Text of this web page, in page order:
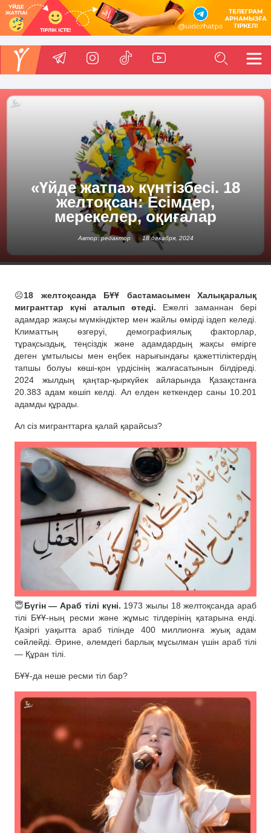
«Үйде жатпа» күнтізбесі. 18
желтоқсан: Есімдер,
мерекелер, оқиғалар
Автор: редактор 18 декабря, 2024
☹️18 желтоқсанда БҰҰ бастамасымен Халықаралық
мигранттар күні аталып өтеді. Ежелгі заманнан бері
адамдар жақсы мүмкіндіктер мен жайлы өмірді іздеп келеді.
Климаттың өзгеруі, демографиялық факторлар,
тұрақсыздық, теңсіздік және адамдардың жақсы өмірге
деген ұмтылысы мен еңбек нарығындағы қажеттіліктердің
тапшы болуы көші-қон үрдісінің жалғасатынын білдіреді.
2024 жылдың қаңтар-қыркүйек айларында Қазақстанға
20.383 адам көшіп келді. Ал елден кеткендер саны 10.201
адамды құрады.
Ал сіз мигранттарға қалай қарайсыз?
😇Бүгін — Араб тілі күні. 1973 жылы 18 желтоқсанда араб
тілі БҰҰ-ның ресми және жұмыс тілдерінің қатарына енді.
Қазіргі уақытта араб тілінде 400 миллионға жуық адам
сөйлейді. Әрине, әлемдегі барлық мұсылман үшін араб тілі
— Құран тілі.
БҰҰ-да неше ресми тіл бар?